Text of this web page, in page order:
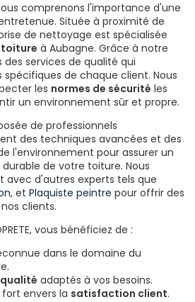
comprenons l'importance d'une
Située à proximité de
de nettoyage est spécialisée
à Aubagne. Grâce à notre
services de qualité qui
de chaque client. Nous
les normes de sécurité les
un environnement sûr et propre.
de professionnels
des techniques avancées et des
l'environnement pour assurer un
de votre toiture. Nous
avec d'autres experts tels que
, et Plaquiste peintre pour offrir des
clients.
vous bénéficiez de :
dans le domaine du
adaptés à vos besoins.
envers la satisfaction client.